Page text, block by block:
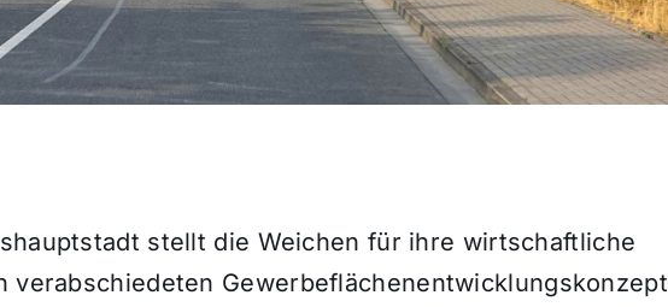
stellt die Weichen für ihre wirtschaftliche
verabschiedeten Gewerbeflächenentwicklungskonzept